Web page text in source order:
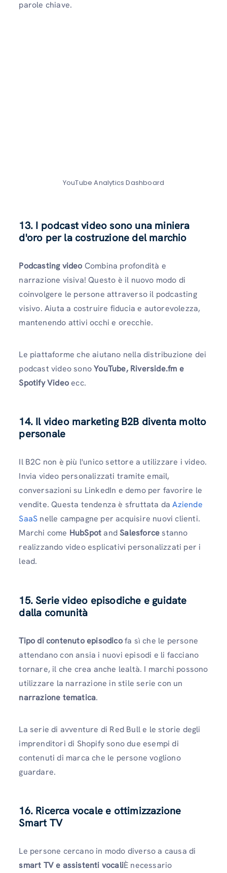
parole chiave.
YouTube Analytics Dashboard
13. I podcast video sono una miniera
d'oro per la costruzione del marchio
Podcasting video Combina profondità e
narrazione visiva! Questo è il nuovo modo di
coinvolgere le persone attraverso il podcasting
visivo. Aiuta a costruire fiducia e autorevolezza,
mantenendo attivi occhi e orecchie.
Le piattaforme che aiutano nella distribuzione dei
podcast video sonoYouTube, Riverside.fm e
Spotify Videoecc.
14. Il video marketing B2B diventa molto
personale
Il B2C non è più l'unico settore a utilizzare i video.
Invia video personalizzati tramite email,
conversazioni su LinkedIn e demo per favorire le
vendite. Questa tendenza è sfruttata daAziende
SaaS nelle campagne per acquisire nuovi clienti.
Marchi come HubSpotandSalesforcestanno
realizzando video esplicativi personalizzati per i
lead.
15. Serie video episodiche e guidate
dalla comunità
Tipo di contenuto episodicofa sì che le persone
attendano con ansia i nuovi episodi e li facciano
tornare, il che crea anche lealtà. I ​​marchi possono
utilizzare la narrazione in stile serie con un
narrazione tematica.
La serie di avventure di Red Bull e le storie degli
imprenditori di Shopify sono due esempi di
contenuti di marca che le persone vogliono
guardare.
16. Ricerca vocale e ottimizzazione
Smart TV
Le persone cercano in modo diverso a causa di
smart TV e assistenti vocaliÈ necessario